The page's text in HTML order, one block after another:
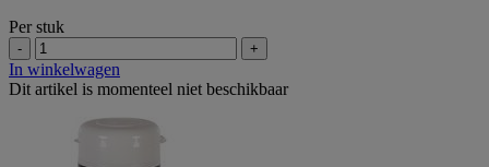
Per stuk
- +
In winkelwagen
Dit artikel is momenteel niet beschikbaar